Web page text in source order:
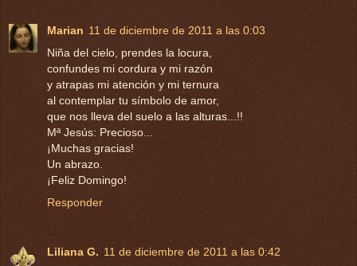
Marian 11 de diciembre de 2011 a las 0:03
Niña del cielo, prendes la locura,
confundes mi cordura y mi razón
y atrapas mi atención y mi ternura
al contemplar tu símbolo de amor,
que nos lleva del suelo a las alturas...!!
Mª Jesús: Precioso...
¡Muchas gracias!
Un abrazo.
¡Feliz Domingo!
Responder
Liliana G. 11 de diciembre de 2011 a las 0:42